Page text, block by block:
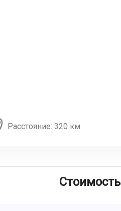
Расстояние: 320 км
Стоимость